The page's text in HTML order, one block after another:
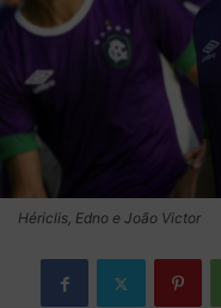
Hériclis, Edno e João Victor